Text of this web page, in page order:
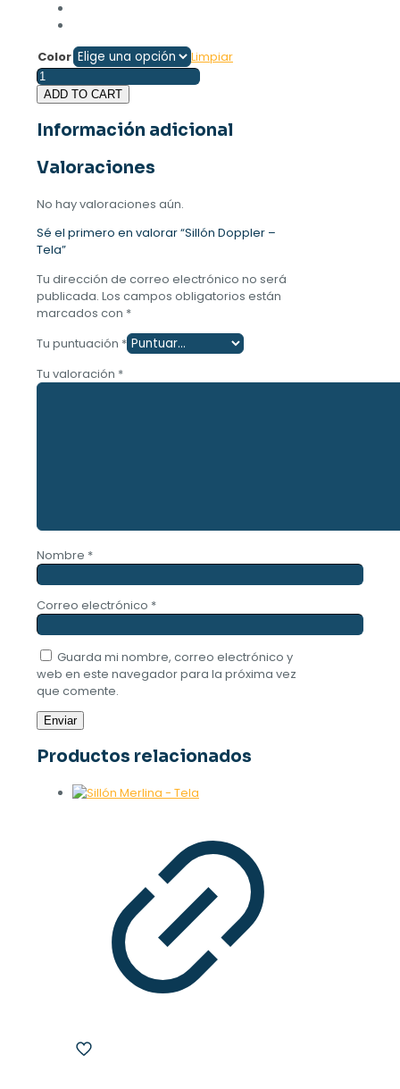
Color
Limpiar
Sillón
Doppler
Tela
ADD TO CART
Información adicional
Valoraciones
No hay valoraciones aún.
Sé el primero en valorar “Sillón Doppler –
Tela”
Tu dirección de correo electrónico no será
publicada. Los campos obligatorios están
marcados con *
Tu puntuación *
Tu valoración *
Nombre *
Correo electrónico *
Guarda mi nombre, correo electrónico y
web en este navegador para la próxima vez
que comente.
Productos relacionados